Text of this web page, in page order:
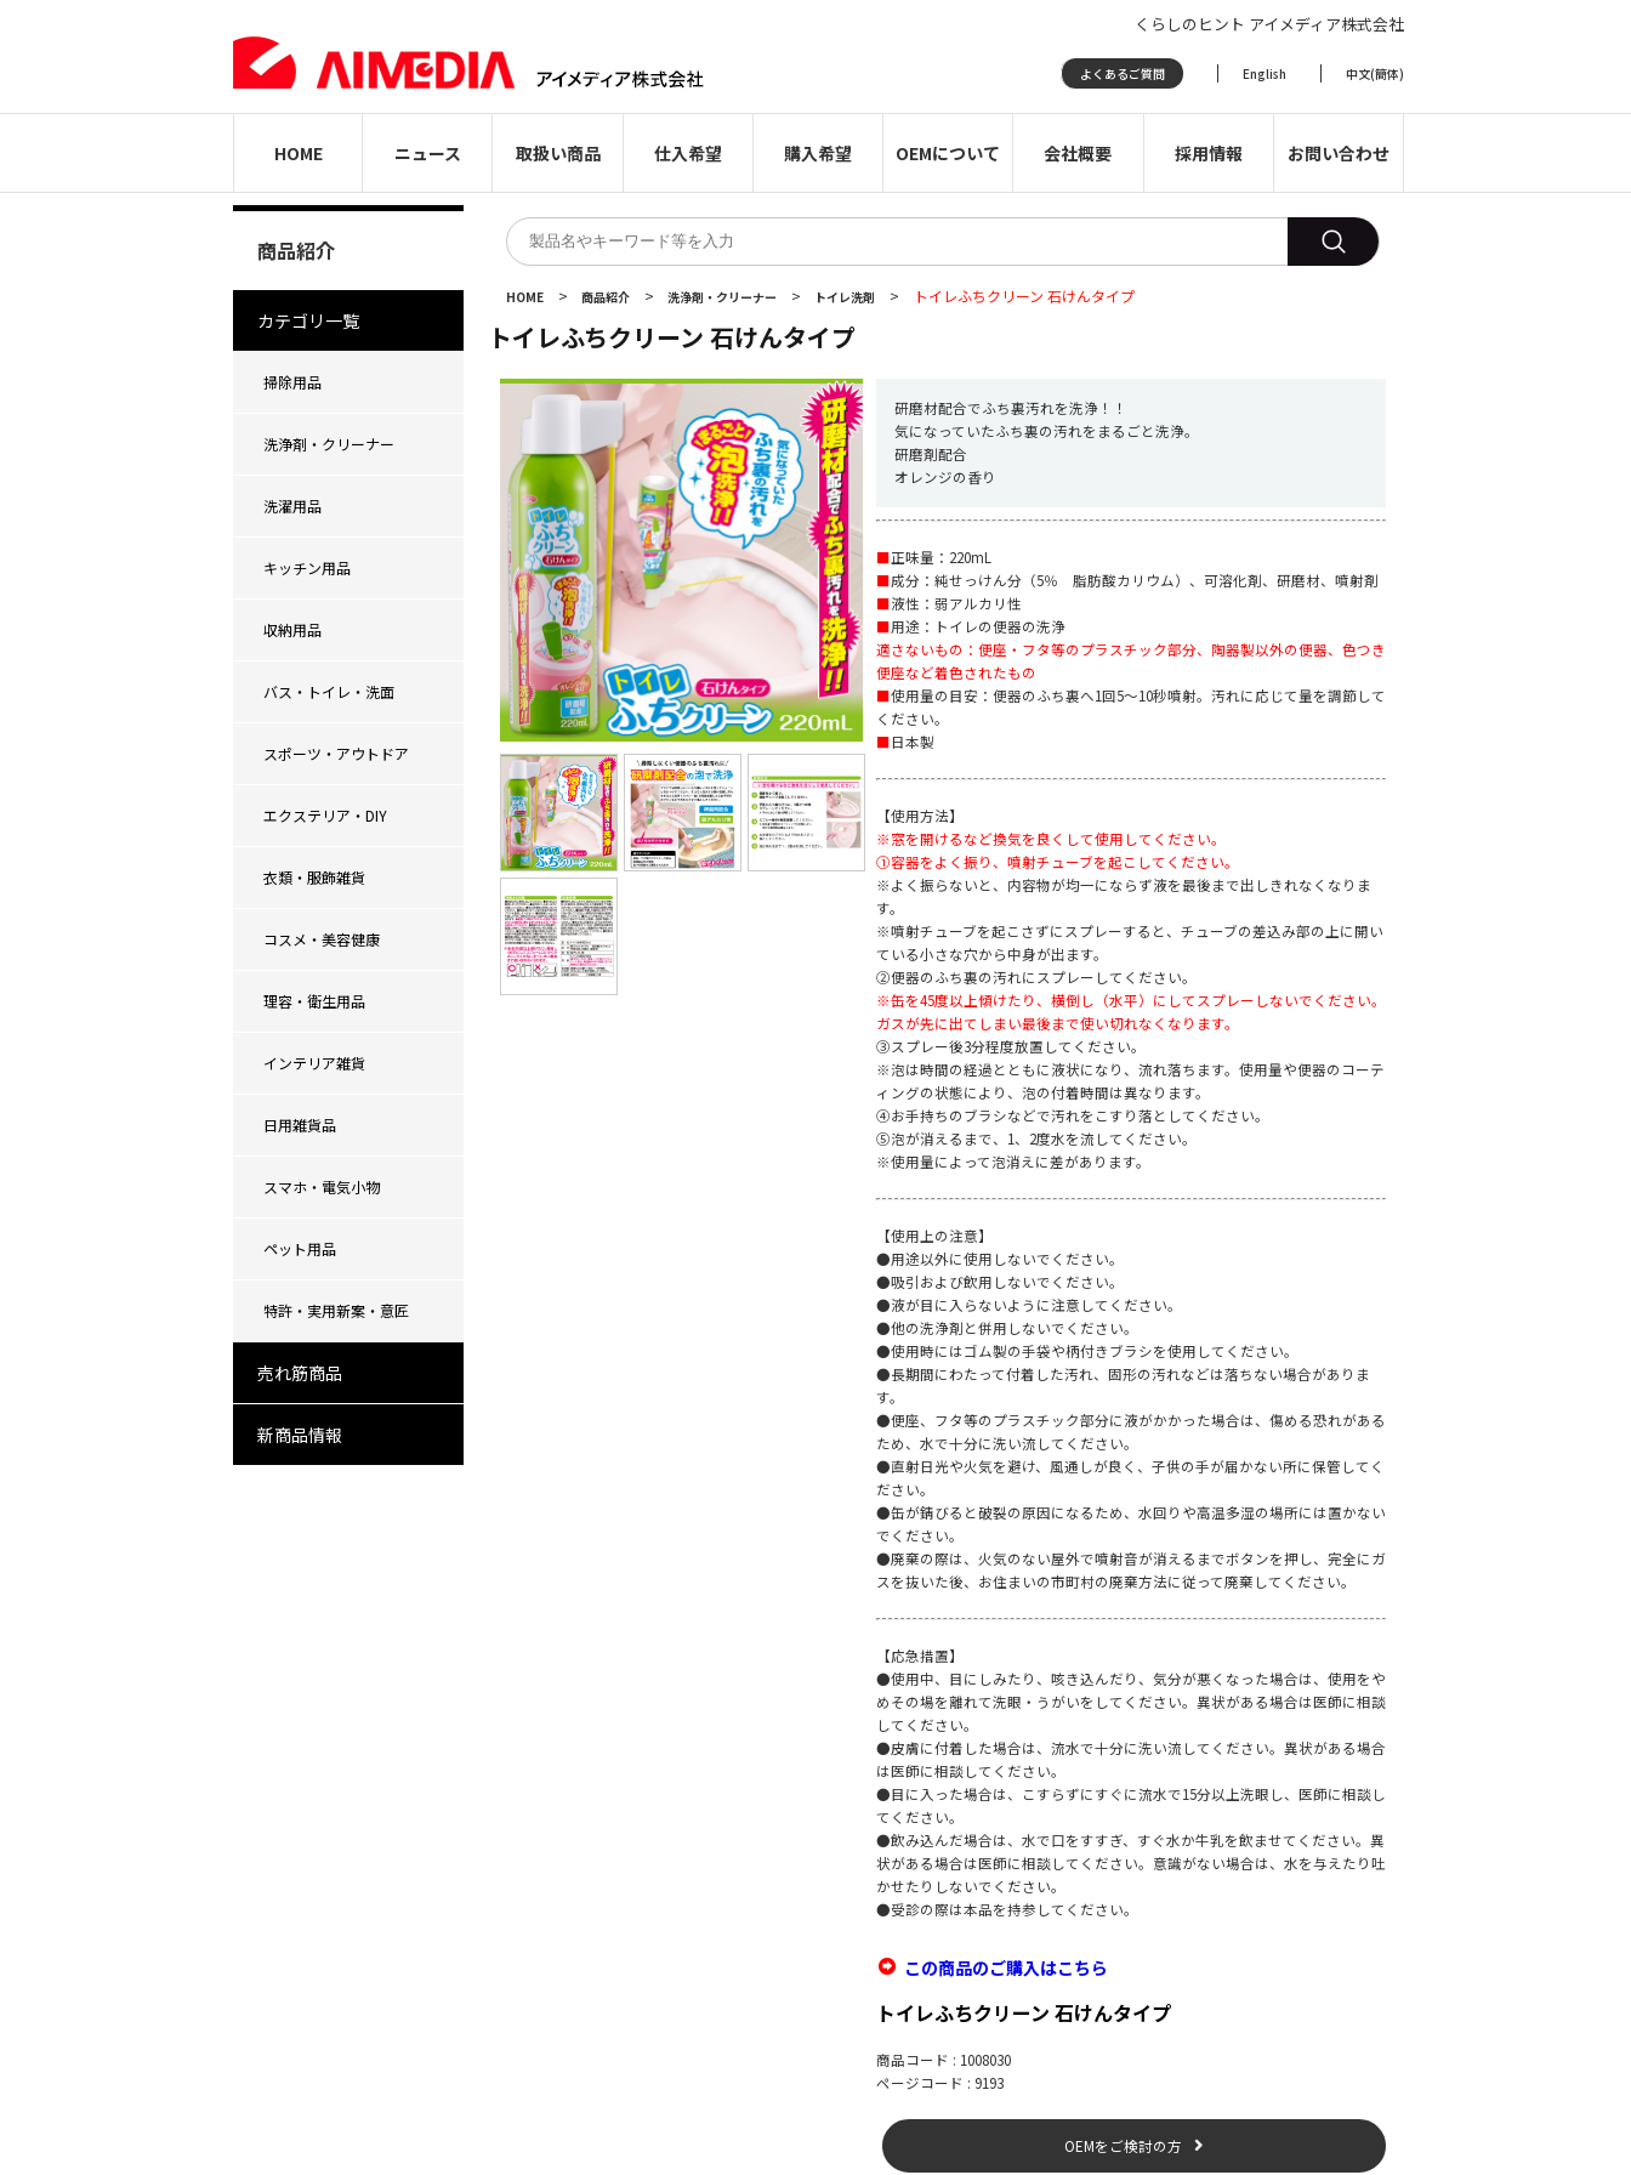
くらしのヒント アイメディア株式会社
よくあるご質問 English 中文(簡体)
HOME ニュース 取扱い商品 仕入希望 購入希望 OEMについて 会社概要 採用情報 お問い合わせ
商品紹介
カテゴリ一覧
掃除用品
洗浄剤・クリーナー
洗濯用品
キッチン用品
収納用品
バス・トイレ・洗面
スポーツ・アウトドア
エクステリア・DIY
衣類・服飾雑貨
コスメ・美容健康
理容・衛生用品
インテリア雑貨
日用雑貨品
スマホ・電気小物
ペット用品
特許・実用新案・意匠
売れ筋商品
新商品情報
HOME > 商品紹介 > 洗浄剤・クリーナー > トイレ洗剤 > トイレふちクリーン 石けんタイプ
トイレふちクリーン 石けんタイプ
研磨材配合でふち裏汚れを洗浄！！
気になっていたふち裏の汚れをまるごと洗浄。
研磨剤配合
オレンジの香り
■正味量：220mL
■成分：純せっけん分（5％ 脂肪酸カリウム）、可溶化剤、研磨材、噴射剤
■液性：弱アルカリ性
■用途：トイレの便器の洗浄
適さないもの：便座・フタ等のプラスチック部分、陶器製以外の便器、色つき
便座など着色されたもの
■使用量の目安：便器のふち裏へ1回5〜10秒噴射。汚れに応じて量を調節して
ください。
■日本製
【使用方法】
※窓を開けるなど換気を良くして使用してください。
①容器をよく振り、噴射チューブを起こしてください。
※よく振らないと、内容物が均一にならず液を最後まで出しきれなくなりま
す。
※噴射チューブを起こさずにスプレーすると、チューブの差込み部の上に開い
ている小さな穴から中身が出ます。
②便器のふち裏の汚れにスプレーしてください。
※缶を45度以上傾けたり、横倒し（水平）にしてスプレーしないでください。
ガスが先に出てしまい最後まで使い切れなくなります。
③スプレー後3分程度放置してください。
※泡は時間の経過とともに液状になり、流れ落ちます。使用量や便器のコーテ
ィングの状態により、泡の付着時間は異なります。
④お手持ちのブラシなどで汚れをこすり落としてください。
⑤泡が消えるまで、1、2度水を流してください。
※使用量によって泡消えに差があります。
【使用上の注意】
●用途以外に使用しないでください。
●吸引および飲用しないでください。
●液が目に入らないように注意してください。
●他の洗浄剤と併用しないでください。
●使用時にはゴム製の手袋や柄付きブラシを使用してください。
●長期間にわたって付着した汚れ、固形の汚れなどは落ちない場合がありま
す。
●便座、フタ等のプラスチック部分に液がかかった場合は、傷める恐れがある
ため、水で十分に洗い流してください。
●直射日光や火気を避け、風通しが良く、子供の手が届かない所に保管してく
ださい。
●缶が錆びると破裂の原因になるため、水回りや高温多湿の場所には置かない
でください。
●廃棄の際は、火気のない屋外で噴射音が消えるまでボタンを押し、完全にガ
スを抜いた後、お住まいの市町村の廃棄方法に従って廃棄してください。
【応急措置】
●使用中、目にしみたり、咳き込んだり、気分が悪くなった場合は、使用をや
めその場を離れて洗眼・うがいをしてください。異状がある場合は医師に相談
してください。
●皮膚に付着した場合は、流水で十分に洗い流してください。異状がある場合
は医師に相談してください。
●目に入った場合は、こすらずにすぐに流水で15分以上洗眼し、医師に相談し
てください。
●飲み込んだ場合は、水で口をすすぎ、すぐ水か牛乳を飲ませてください。異
状がある場合は医師に相談してください。意識がない場合は、水を与えたり吐
かせたりしないでください。
●受診の際は本品を持参してください。
この商品のご購入はこちら
トイレふちクリーン 石けんタイプ
商品コード : 1008030
ページコード : 9193
OEMをご検討の方